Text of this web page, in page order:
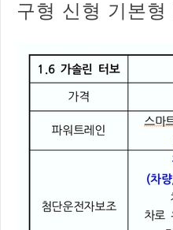
구형 신형 기본형